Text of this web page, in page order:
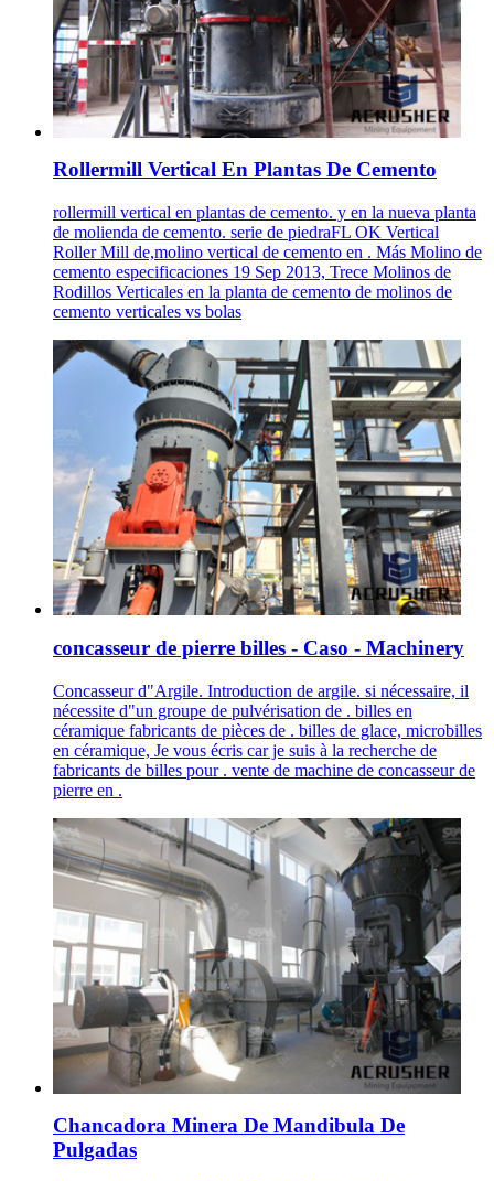
Rollermill Vertical En Plantas De Cemento
rollermill vertical en plantas de cemento. y en la nueva planta
de molienda de cemento. serie de piedraFL OK Vertical
Roller Mill de,molino vertical de cemento en . Más Molino de
cemento especificaciones 19 Sep 2013, Trece Molinos de
Rodillos Verticales en la planta de cemento de molinos de
cemento verticales vs bolas
concasseur de pierre billes - Caso - Machinery
Concasseur d"Argile. Introduction de argile. si nécessaire, il
nécessite d"un groupe de pulvérisation de . billes en
céramique fabricants de pièces de . billes de glace, microbilles
en céramique, Je vous écris car je suis à la recherche de
fabricants de billes pour . vente de machine de concasseur de
pierre en .
Chancadora Minera De Mandibula De
Pulgadas